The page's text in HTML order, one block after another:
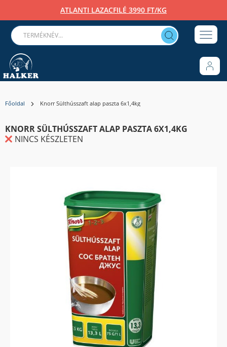
ATLANTI LAZACFILÉ 3990 FT/KG
Főoldal Knorr Sülthússzaft alap paszta 6x1,4kg
KNORR SÜLTHÚSSZAFT ALAP PASZTA 6X1,4KG
NINCS KÉSZLETEN